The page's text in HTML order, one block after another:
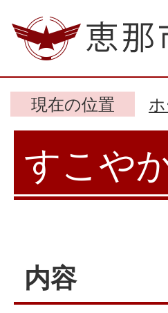
現在の位置
すこや
内容